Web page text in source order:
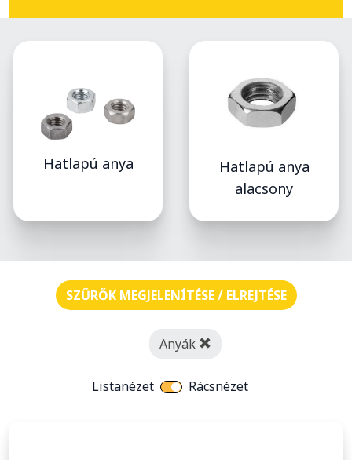
Hatlapú anya
Hatlapú anya
alacsony
SZŰRŐK MEGJELENÍTÉSE / ELREJTÉSE
Anyák
Listanézet Rácsnézet